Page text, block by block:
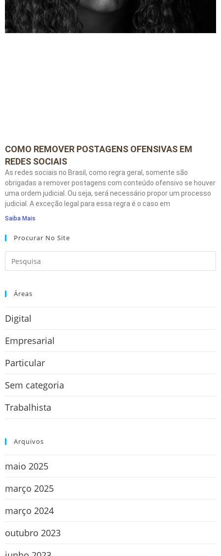
COMO REMOVER POSTAGENS OFENSIVAS EM
REDES SOCIAIS
As redes sociais no Brasil, como regra geral, somente são
obrigadas a remover postagens com conteúdo ofensivo se houver
uma ordem judicial. Ou seja, será necessário propor um processo
judicial. A exceção legal para essa regra é o caso em
Saiba Mais
Procurar No Site
Áreas
Digital
Empresarial
Particular
Sem categoria
Trabalhista
Arquivos
maio 2025
março 2025
março 2024
outubro 2023